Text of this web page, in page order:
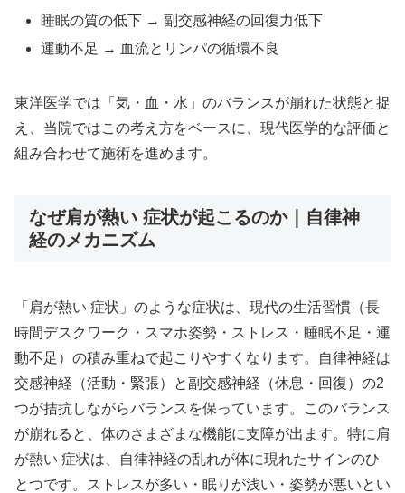
睡眠の質の低下 → 副交感神経の回復力低下
運動不足 → 血流とリンパの循環不良
東洋医学では「気・血・水」のバランスが崩れた状態と捉
え、当院ではこの考え方をベースに、現代医学的な評価と
組み合わせて施術を進めます。
なぜ肩が熱い 症状が起こるのか｜自律神
経のメカニズム
「肩が熱い 症状」のような症状は、現代の生活習慣（長
時間デスクワーク・スマホ姿勢・ストレス・睡眠不足・運
動不足）の積み重ねで起こりやすくなります。自律神経は
交感神経（活動・緊張）と副交感神経（休息・回復）の2
つが拮抗しながらバランスを保っています。このバランス
が崩れると、体のさまざまな機能に支障が出ます。特に肩
が熱い 症状は、自律神経の乱れが体に現れたサインのひ
とつです。ストレスが多い・眠りが浅い・姿勢が悪いとい